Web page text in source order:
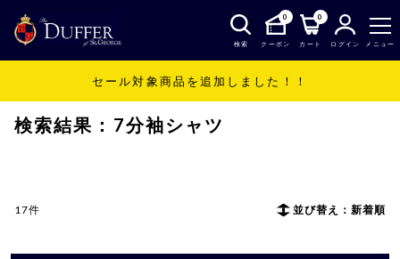
検索
0
クーポン
0
カート ログイン メニュー
セール対象商品を追加しました！！
7分袖シャツ
検索結果：7分袖シャツ
17件 並び替え：新着順